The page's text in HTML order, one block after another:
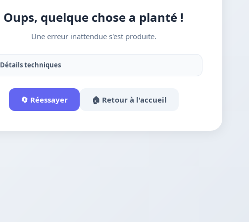
Oups, quelque chose a planté !
Une erreur inattendue s'est produite.
Détails techniques
🔄 Réessayer 🏠 Retour à l'accueil